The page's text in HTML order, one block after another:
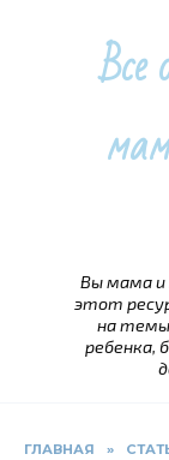
Все
Вы мама и
этот
на
ребенка,
ГЛАВНАЯ »